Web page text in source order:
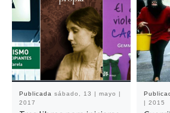
Publicada sábado, 13 | mayo |
2017
| 2015